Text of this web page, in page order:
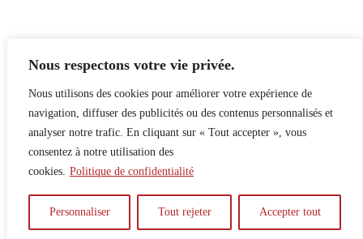
Nous respectons votre vie privée.
Nous utilisons des cookies pour améliorer votre expérience de
navigation, diffuser des publicités ou des contenus personnalisés et
analyser notre trafic. En cliquant sur « Tout accepter », vous
consentez à notre utilisation des
cookies. Politique de confidentialité
Personnaliser Tout rejeter Accepter tout